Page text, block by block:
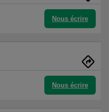
Nous écrire
Nous écrire